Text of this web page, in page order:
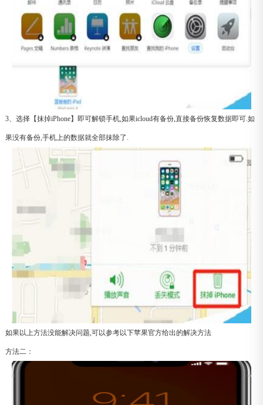
3、选择【抹掉iPhone】即可解锁手机,如果icloud有备份,直接备份恢复数据即可.如
果没有备份,手机上的数据就全部抹除了.
如果以上方法没能解决问题,可以参考以下苹果官方给出的解决方法
方法二：